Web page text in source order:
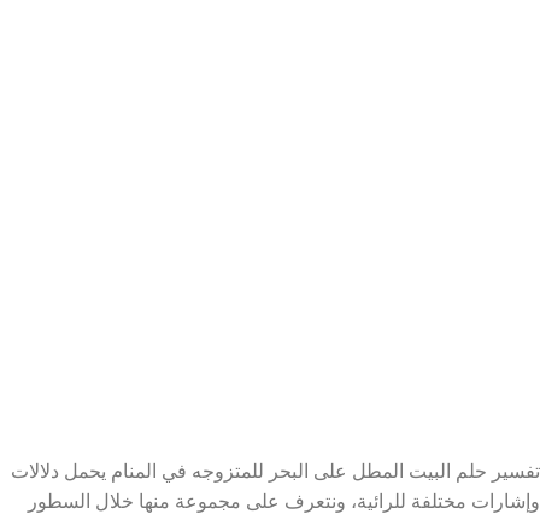
تفسير حلم البيت المطل على البحر للمتزوجه في المنام يحمل دلالات
وإشارات مختلفة للرائية، ونتعرف على مجموعة منها خلال السطور